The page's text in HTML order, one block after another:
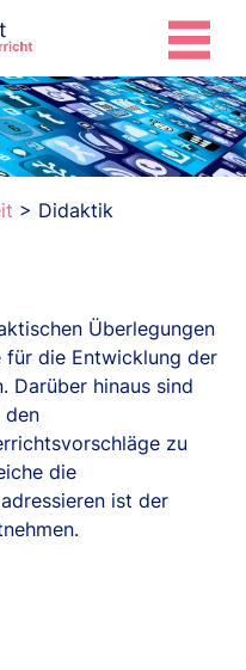
> Didaktik
Überlegungen
für die Entwicklung der
Darüber hinaus sind
den
zu
die
ist der